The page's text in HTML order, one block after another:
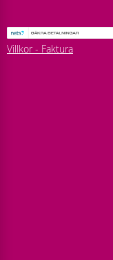
Villkor - Faktura